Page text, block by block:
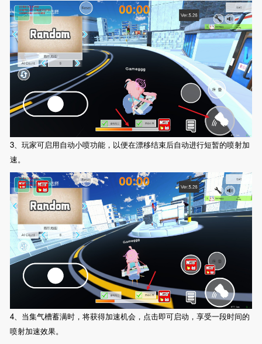
3、玩家可启用自动小喷功能，以便在漂移结束后自动进行短暂的喷射加
速。
4、当集气槽蓄满时，将获得加速机会，点击即可启动，享受一段时间的
喷射加速效果。